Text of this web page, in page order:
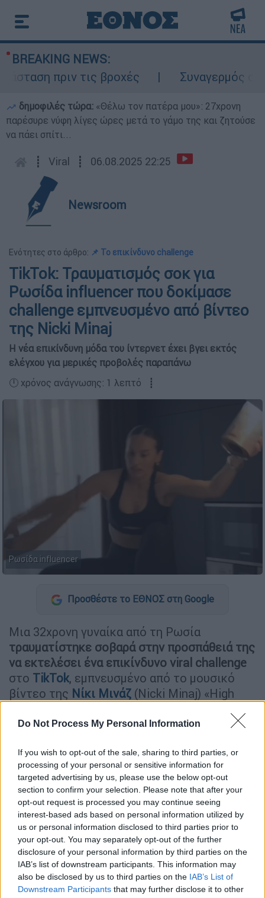
Do Not Process My Personal Information
If you wish to opt-out of the sale, sharing to third parties, or
processing of your personal or sensitive information for
targeted advertising by us, please use the below opt-out
section to confirm your selection. Please note that after your
opt-out request is processed you may continue seeing
interest-based ads based on personal information utilized by
us or personal information disclosed to third parties prior to
your opt-out. You may separately opt-out of the further
disclosure of your personal information by third parties on the
IAB’s list of downstream participants. This information may
also be disclosed by us to third parties on the IAB’s List of
Downstream Participants that may further disclose it to other
BREAKING NEWS:
πριν τις βροχές
Συναγερμός
δημοφιλές τώρα: «Θέλω τον πατέρα μου»: 27χρονη
παρέσυρε νύφη λίγες ώρες μετά το γάμο της και ζητούσε
να πάει σπίτι...
┋ Viral ┋ 06.08.2025 22:25
Newsroom
Ενότητες στο άρθρο: 📌 Το επικίνδυνο challenge
TikTok: Τραυματισμός σοκ για
Ρωσίδα influencer που δοκίμασε
challenge εμπνευσμένο από βίντεο
της Nicki Minaj
Η νέα επικίνδυνη μόδα του ίντερνετ έχει βγει εκτός
ελέγχου για μερικές προβολές παραπάνω
🕛 χρόνος ανάγνωσης: 1 λεπτό ┋
Ρωσίδα influencer
Προσθέστε το ΕΘΝΟΣ στη Google
Μια 32χρονη γυναίκα από τη Ρωσία
τραυματίστηκε σοβαρά στην προσπάθειά της
να εκτελέσει ένα επικίνδυνο viral challenge
στο TikTok, εμπνευσμένο από το μουσικό
βίντεο της Νίκι Μινάζ (Nicki Minaj) «High
Viral|05.08.2025 14:08
Ικαριώτικη τρέλα: Νεαρός κατέβηκε
σαν... Ταρζάν και μπούκαρε στον χορό
- Viral βίντεο από πανηγύρι
Το επικίνδυνο challenge